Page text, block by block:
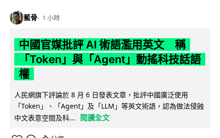
藍骨 1 小時
中國官媒批評 AI 術語濫用英文 稱
「Token」與「Agent」動搖科技話語
權
人民網旗下評論於 8 月 6 日發表文章，批評中國廣泛使用
「Token」、「Agent」及「LLM」等英文術語，認為做法侵蝕
中文表意空間及科...
閱讀全文